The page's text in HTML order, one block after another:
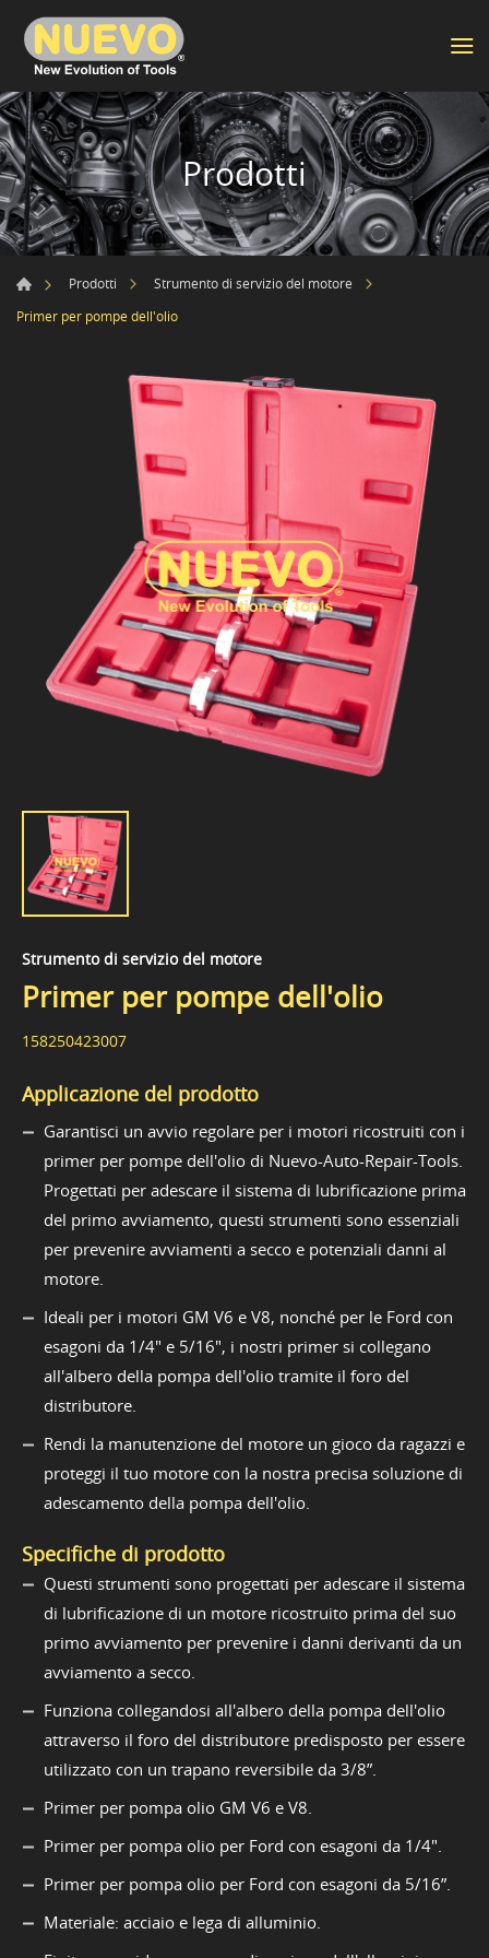
Prodotti
Prodotti
Strumento di servizio del motore
Primer per pompe dell'olio
Strumento di servizio del motore
Primer per pompe dell'olio
158250423007
Applicazione del prodotto
Garantisci un avvio regolare per i motori ricostruiti con i
primer per pompe dell'olio di Nuevo-Auto-Repair-Tools.
Progettati per adescare il sistema di lubrificazione prima
del primo avviamento, questi strumenti sono essenziali
per prevenire avviamenti a secco e potenziali danni al
motore.
Ideali per i motori GM V6 e V8, nonché per le Ford con
esagoni da 1/4" e 5/16", i nostri primer si collegano
all'albero della pompa dell'olio tramite il foro del
distributore.
Rendi la manutenzione del motore un gioco da ragazzi e
proteggi il tuo motore con la nostra precisa soluzione di
adescamento della pompa dell'olio.
Specifiche di prodotto
Questi strumenti sono progettati per adescare il sistema
di lubrificazione di un motore ricostruito prima del suo
primo avviamento per prevenire i danni derivanti da un
avviamento a secco.
Funziona collegandosi all'albero della pompa dell'olio
attraverso il foro del distributore predisposto per essere
utilizzato con un trapano reversibile da 3/8”.
Primer per pompa olio GM V6 e V8.
Primer per pompa olio per Ford con esagoni da 1/4".
Primer per pompa olio per Ford con esagoni da 5/16”.
Materiale: acciaio e lega di alluminio.